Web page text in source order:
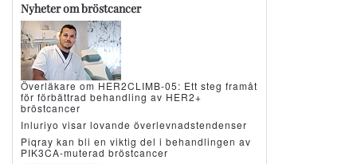
Nyheter om bröstcancer
Överläkare om HER2CLIMB-05: Ett steg framåt
för förbättrad behandling av HER2+
bröstcancer
Inluriyo visar lovande överlevnadstendenser
Piqray kan bli en viktig del i behandlingen av
PIK3CA-muterad bröstcancer